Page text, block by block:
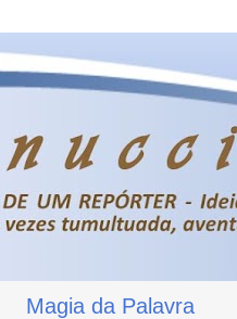
Magia da Palavra